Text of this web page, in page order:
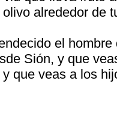
alrededor de
el
Sión, y que
que veas a los